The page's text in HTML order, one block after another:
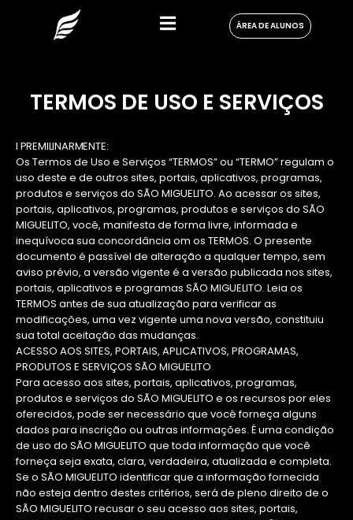
ÁREA DE ALUNOS
TERMOS DE USO E SERVIÇOS
I PREMILINARMENTE:
Os Termos de Uso e Serviços “TERMOS” ou “TERMO” regulam o
uso deste e de outros sites, portais, aplicativos, programas,
produtos e serviços do SÃO MIGUELITO. Ao acessar os sites,
portais, aplicativos, programas, produtos e serviços do SÃO
MIGUELITO, você, manifesta de forma livre, informada e
inequívoca sua concordância om os TERMOS. O presente
documento é passível de alteração a qualquer tempo, sem
aviso prévio, a versão vigente é a versão publicada nos sites,
portais, aplicativos e programas SÃO MIGUELITO. Leia os
TERMOS antes de sua atualização para verificar as
modificações, uma vez vigente uma nova versão, constituiu
sua total aceitação das mudanças.
ACESSO AOS SITES, PORTAIS, APLICATIVOS, PROGRAMAS,
PRODUTOS E SERVIÇOS SÃO MIGUELITO
Para acesso aos sites, portais, aplicativos, programas,
produtos e serviços do SÃO MIGUELITO e os recursos por eles
oferecidos, pode ser necessário que você forneça alguns
dados para inscrição ou outras informações. É uma condição
de uso do SÃO MIGUELITO que toda informação que você
forneça seja exata, clara, verdadeira, atualizada e completa.
Se o SÃO MIGUELITO identificar que a informação fornecida
não esteja dentro destes critérios, será de pleno direito de o
SÃO MIGUELITO recusar o seu acesso aos sites, portais,